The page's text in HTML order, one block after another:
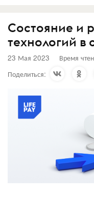
Состояние и
технологий в
23 Мая 2023 Время
Поделиться: